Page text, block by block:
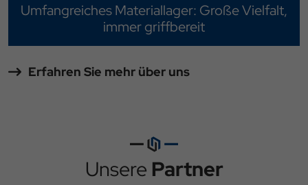
Umfangreiches Materiallager: Große Vielfalt,
immer griffbereit
Erfahren Sie mehr über uns
Unsere Partner